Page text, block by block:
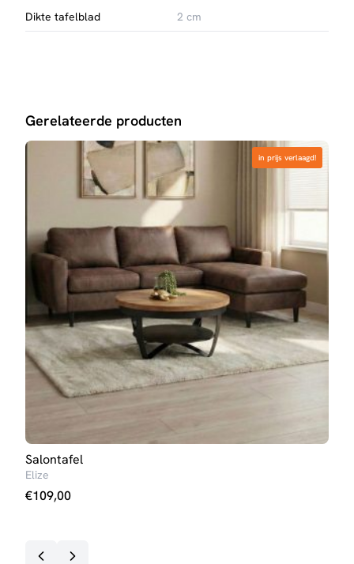
Dikte tafelblad 2 cm
Gerelateerde producten
in prijs verlaagd!
in prijs verlaagd!
Salontafel
Elize
€109,00